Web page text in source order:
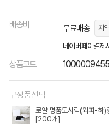
배송비 무료배송 지
네이버페이결제
상품코드 1000009455
구성품선택
로얄 명품도시락(외피-하
[200개]